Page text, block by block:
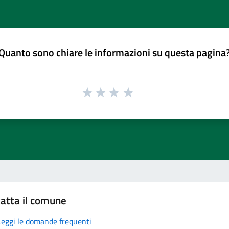
sono chiare le informazioni su questa
il comune
le domande frequenti